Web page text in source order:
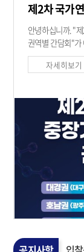
소식
안녕하십니까. "
권역별 간담회"가
자세히보기